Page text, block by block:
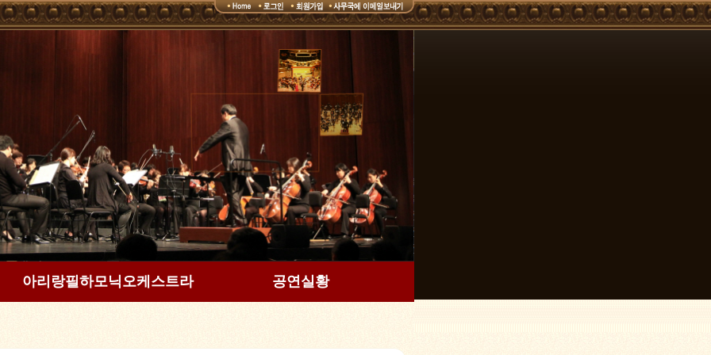
아리랑필하모닉오케스트라 공연실황